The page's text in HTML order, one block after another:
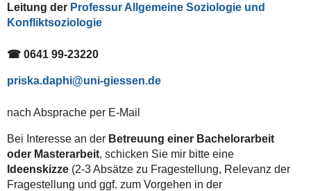
Leitung der Professur Allgemeine Soziologie und
Konfliktsoziologie
☎ 0641 99-23220
priska.daphi
nach Absprache per E-Mail
Bei Interesse an der Betreuung einer Bachelorarbeit
oder Masterarbeit, schicken Sie mir bitte eine
Ideenskizze(2-3 Absätze zu Fragestellung, Relevanz der
Fragestellung und ggf. zum Vorgehen in der